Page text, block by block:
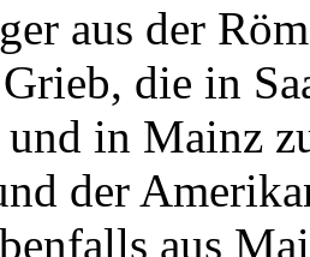
aus der
die in
und in Mainz
der
aus